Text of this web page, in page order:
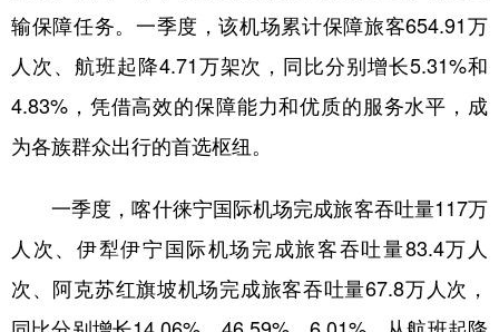
广东 广西 海南
四川 贵州 云南 西藏
陕西 甘肃 青海 宁夏
新疆 内蒙古
多语种频道
English Español Français عربى
输保障任务。一季度，该机场累计保障旅客654.91万
人次、航班起降4.71万架次，同比分别增长5.31%和
4.83%，凭借高效的保障能力和优质的服务水平，成
为各族群众出行的首选枢纽。
一季度，喀什徕宁国际机场完成旅客吞吐量117万
人次、伊犁伊宁国际机场完成旅客吞吐量83.4万人
次、阿克苏红旗坡机场完成旅客吞吐量67.8万人次，